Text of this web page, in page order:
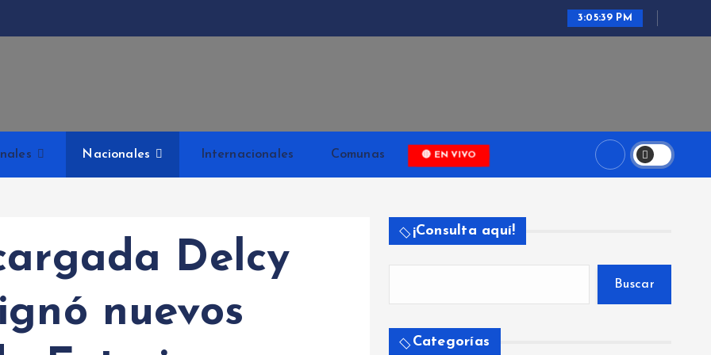
3:05:40 PM
Nacionales Internacionales Comunas 🔴 EN VIVO
Delcy
nuevos
¡Consulta aquí!
Buscar
Categorías